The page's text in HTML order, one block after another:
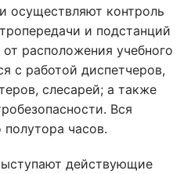
осуществляют контроль
и подстанций
расположения учебного
с работой диспетчеров,
слесарей; а также
Вся
полутора часов.
действующие